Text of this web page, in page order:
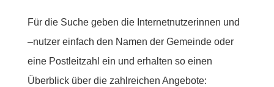
Für die Suche geben die Internetnutzerinnen und
–nutzer einfach den Namen der Gemeinde oder
eine Postleitzahl ein und erhalten so einen
Überblick über die zahlreichen Angebote: